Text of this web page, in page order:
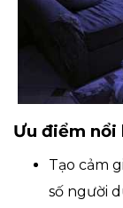
Ưu điểm
Tạo cảm
số người